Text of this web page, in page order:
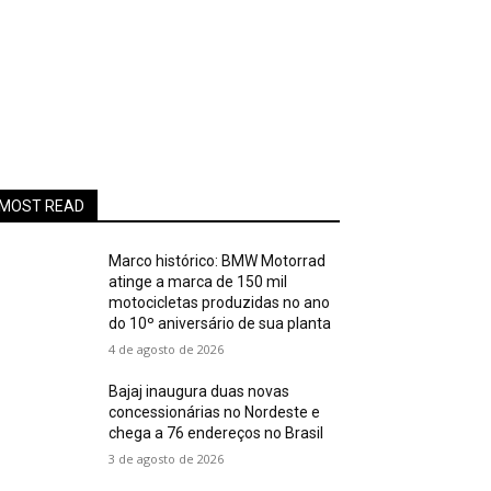
MOST READ
Marco histórico: BMW Motorrad
atinge a marca de 150 mil
motocicletas produzidas no ano
do 10º aniversário de sua planta
4 de agosto de 2026
Bajaj inaugura duas novas
concessionárias no Nordeste e
chega a 76 endereços no Brasil
3 de agosto de 2026